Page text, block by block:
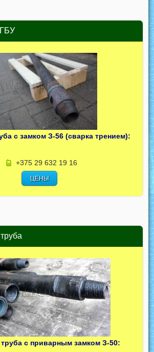
с замком З-56 (сварка трением):
+375 29 632 19 16
ЦЕНЫ
с приварным замком З-50: